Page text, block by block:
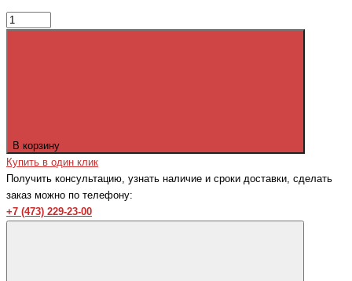
В корзину
Купить в один клик
Получить консультацию, узнать наличие и сроки доставки, сделать
заказ можно по телефону:
+7 (473) 229-23-00